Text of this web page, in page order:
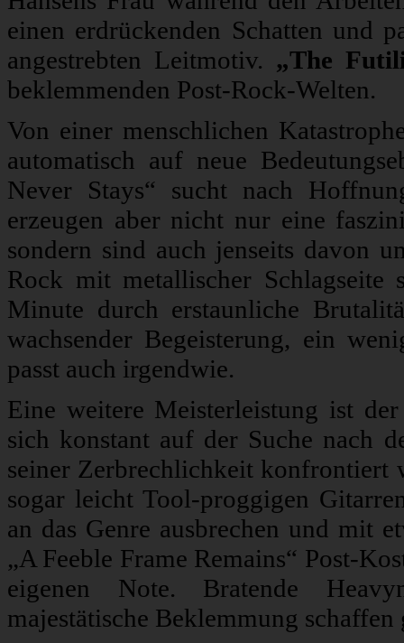
einen erdrückenden Schatten und
angestrebten Leitmotiv. „The
beklemmenden Post-Rock-Welten.
Von einer menschlichen
automatisch auf neue
Never Stays“ sucht nach
erzeugen aber nicht nur eine
sondern sind auch jenseits davon
Rock mit metallischer
Minute durch erstaunliche
wachsender Begeisterung, ein
passt auch irgendwie.
Eine weitere Meisterleistung ist
sich konstant auf der Suche nach
seiner Zerbrechlichkeit konfrontiert
sogar leicht Tool-proggigen
an das Genre ausbrechen und mit
„A Feeble Frame Remains“ Post-
eigenen Note. Bratende
majestätische Beklemmung